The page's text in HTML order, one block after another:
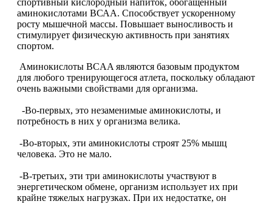
Батончики и напитки
НАЗАД
Протеиновые батончики
Протеиновые печенья
Для тренировки
НАЗАД
BCAA
аминокислотами ВСАА. Способствует ускоренному
росту мышечной массы. Повышает выносливость и
стимулирует физическую активность при занятиях
спортом.
Аминокислоты BCAA являются базовым продуктом
для любого тренирующегося атлета, поскольку обладают
очень важными свойствами для организма.
-Во-первых, это незаменимые аминокислоты, и
потребность в них у организма велика.
-Во-вторых, эти аминокислоты строят 25% мышц
человека. Это не мало.
-В-третьих, эти три аминокислоты участвуют в
энергетическом обмене, организм использует их при
крайне тяжелых нагрузках. При их недостатке, он